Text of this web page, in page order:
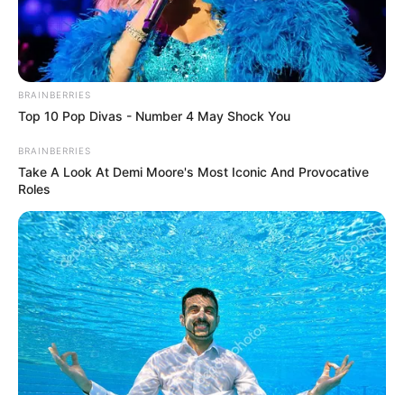
BRAINBERRIES
Top 10 Pop Divas - Number 4 May Shock You
BRAINBERRIES
Take A Look At Demi Moore's Most Iconic And Provocative
Roles